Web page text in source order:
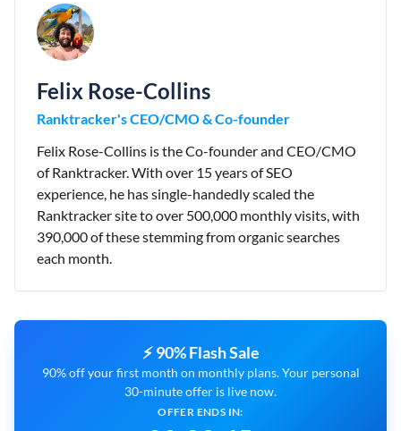
Felix Rose-Collins
Ranktracker's CEO/CMO & Co-founder
Felix Rose-Collins is the Co-founder and CEO/CMO
of Ranktracker. With over 15 years of SEO
experience, he has single-handedly scaled the
Ranktracker site to over 500,000 monthly visits, with
390,000 of these stemming from organic searches
each month.
⚡ 90% Flash Sale
90% off your first month on monthly plans. Your personal
30-minute offer is live now.
OFFER ENDS IN: